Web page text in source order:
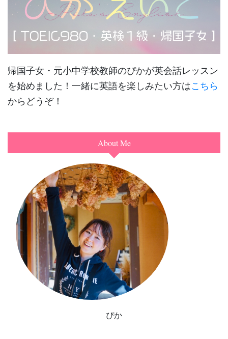
帰国子女・元小中学校教師のぴかが英会話レッスン
を始めました！一緒に英語を楽しみたい方はこちら
からどうぞ！
About Me
ぴか